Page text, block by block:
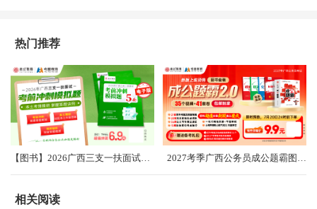
热门推荐
【图书】2026广西三支一扶面试考前冲刺卷（共5套）
相关阅读